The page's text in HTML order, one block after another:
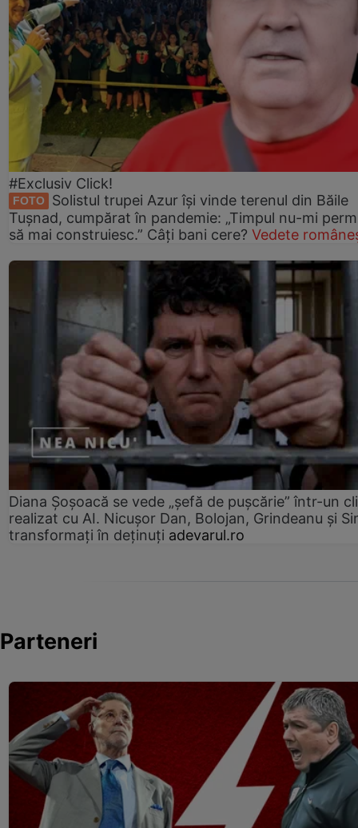
#Exclusiv Click!
FOTO
Solistul trupei Azur își vinde terenul din Băile
Tușnad, cumpărat în pandemie: „Timpul nu-mi
să mai construiesc.” Câți bani cere? Vedete
Diana Șoșoacă se vede „șefă de pușcărie” într-un
realizat cu AI. Nicușor Dan, Bolojan, Grindeanu și
transformați în deținuți adevarul.ro
Parteneri